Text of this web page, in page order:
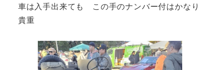
車は入手出来ても この手のナンバー付はかなり
貴重